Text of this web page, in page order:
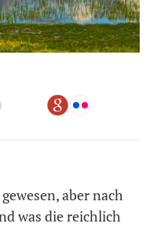
aber nach
was die reichlich